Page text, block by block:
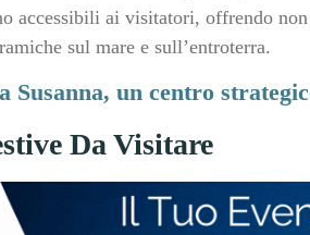
accessibili ai visitatori, offrendo non
sul mare e sull’entroterra.
Susanna, un centro
Da Visitare